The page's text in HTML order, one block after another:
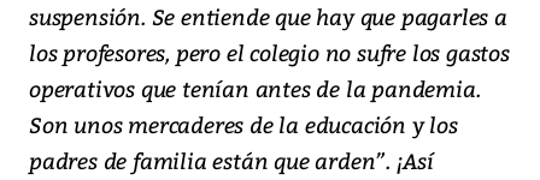
suspensión. Se entiende que hay que pagarles a
los profesores, pero el colegio no sufre los gastos
operativos que tenían antes de la pandemia.
Son unos mercaderes de la educación y los
padres de familia están que arden”. ¡Así